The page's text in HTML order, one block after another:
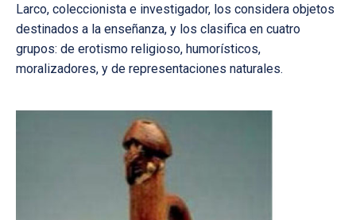
Larco, coleccionista e investigador, los considera objetos
destinados a la enseñanza, y los clasifica en cuatro
grupos: de erotismo religioso, humorísticos,
moralizadores, y de representaciones naturales.